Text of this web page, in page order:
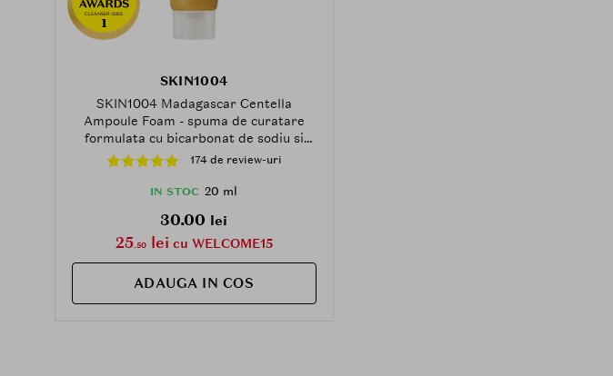
CLEANSER-2025
1
SKIN1004
SKIN1004 Madagascar Centella
Ampoule Foam - spuma de curatare
formulata cu bicarbonat de sodiu si
extract de cica din Madagascar, care
contribuie la curatarea in profunzime a
pielii si la mentinerea confortului
174 de review-uri
IN STOC 20 ml
30.00 lei
25.50lei cu WELCOME15
ADAUGA IN COS